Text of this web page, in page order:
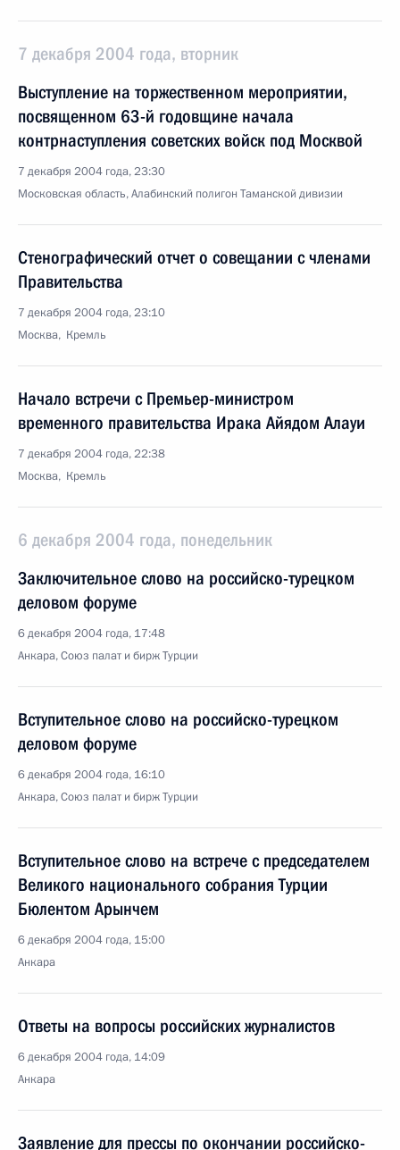
7 декабря 2004 года, вторник
Выступление на торжественном мероприятии,
посвященном 63-й годовщине начала
контрнаступления советских войск под Москвой
7 декабря 2004 года, 23:30
Московская область, Алабинский полигон Таманской дивизии
Стенографический отчет о совещании с членами
Правительства
7 декабря 2004 года, 23:10
Москва, Кремль
Начало встречи с Премьер-министром
временного правительства Ирака Айядом Алауи
7 декабря 2004 года, 22:38
Москва, Кремль
6 декабря 2004 года, понедельник
Заключительное слово на российско-турецком
деловом форуме
6 декабря 2004 года, 17:48
Анкара, Союз палат и бирж Турции
Вступительное слово на российско-турецком
деловом форуме
6 декабря 2004 года, 16:10
Анкара, Союз палат и бирж Турции
Вступительное слово на встрече с председателем
Великого национального собрания Турции
Бюлентом Арынчем
6 декабря 2004 года, 15:00
Анкара
Ответы на вопросы российских журналистов
6 декабря 2004 года, 14:09
Анкара
Заявление для прессы по окончании российско-